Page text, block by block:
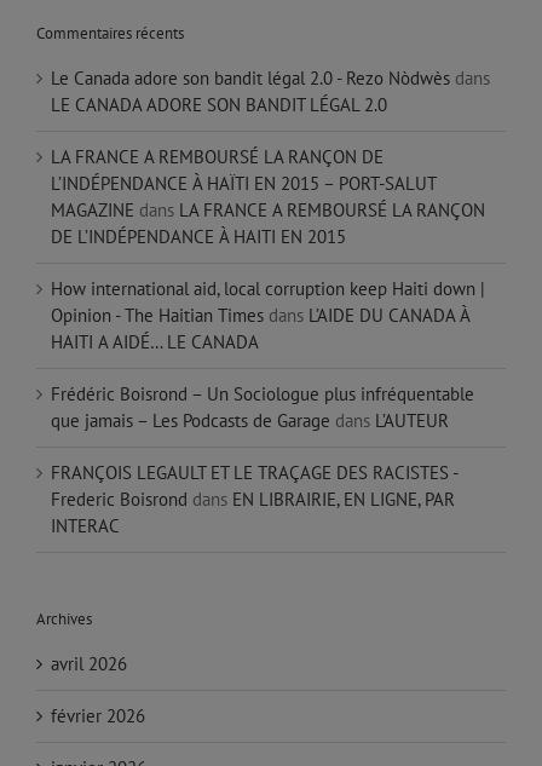
Commentaires récents
Le Canada adore son bandit légal 2.0 - Rezo Nòdwès dans
LE CANADA ADORE SON BANDIT LÉGAL 2.0
LA FRANCE A REMBOURSÉ LA RANÇON DE
L’INDÉPENDANCE À HAÏTI EN 2015 – PORT-SALUT
MAGAZINE dans LA FRANCE A REMBOURSÉ LA RANÇON
DE L’INDÉPENDANCE À HAITI EN 2015
How international aid, local corruption keep Haiti down |
Opinion - The Haitian Times dans L’AIDE DU CANADA À
HAITI A AIDÉ… LE CANADA
Frédéric Boisrond – Un Sociologue plus infréquentable
que jamais – Les Podcasts de Garage dans L’AUTEUR
FRANÇOIS LEGAULT ET LE TRAÇAGE DES RACISTES -
Frederic Boisrond dans EN LIBRAIRIE, EN LIGNE, PAR
INTERAC
Archives
avril 2026
février 2026